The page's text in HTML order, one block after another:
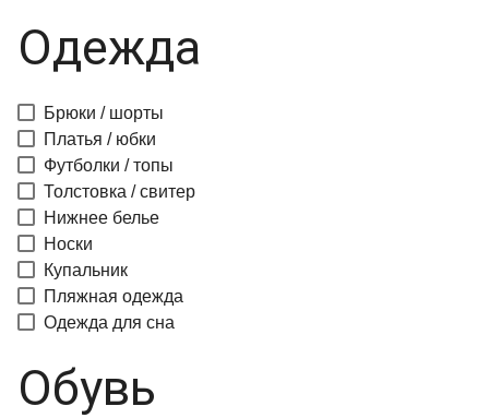
Одежда
Брюки / шорты
Платья / юбки
Футболки / топы
Толстовка / свитер
Нижнее белье
Носки
Купальник
Пляжная одежда
Одежда для сна
Обувь